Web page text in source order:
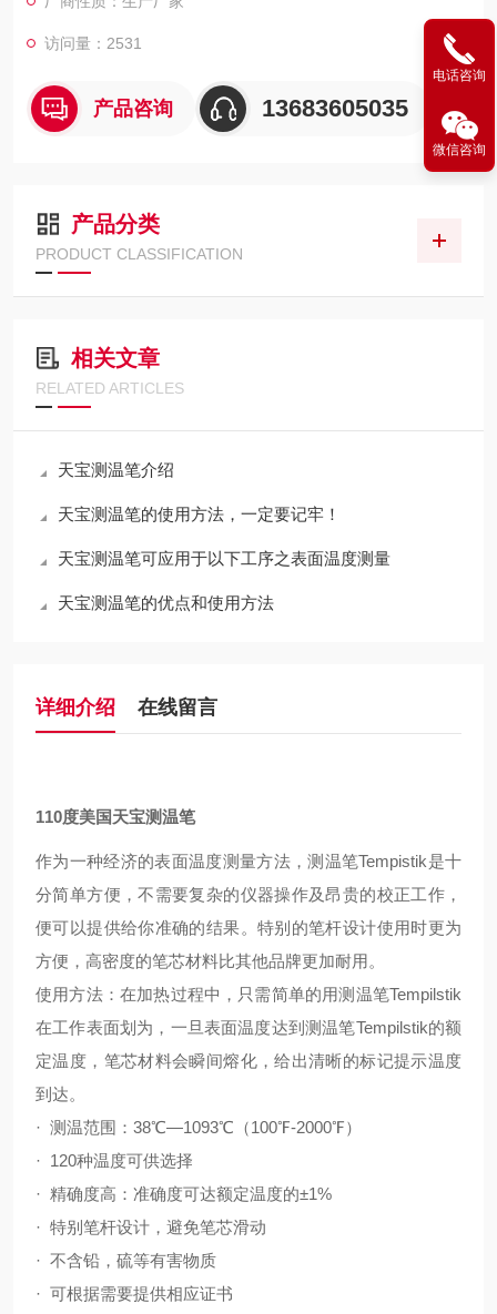
访问量：2531
产品咨询 13683605035
产品分类
PRODUCT CLASSIFICATION
相关文章
RELATED ARTICLES
天宝测温笔介绍
天宝测温笔的使用方法，一定要记牢！
天宝测温笔可应用于以下工序之表面温度测量
天宝测温笔的优点和使用方法
详细介绍 在线留言
110度美国天宝测温笔
作为一种经济的表面温度测量方法，测温笔Tempistik是十
分简单方便，不需要复杂的仪器操作及昂贵的校正工作，
便可以提供给你准确的结果。特别的笔杆设计使用时更为
方便，高密度的笔芯材料比其他品牌更加耐用。
使用方法：在加热过程中，只需简单的用测温笔Tempilstik
在工作表面划为，一旦表面温度达到测温笔Tempilstik的额
定温度，笔芯材料会瞬间熔化，给出清晰的标记提示温度
到达。
· 测温范围：38℃—1093℃（100℉-2000℉）
· 120种温度可供选择
· 精确度高：准确度可达额定温度的±1%
· 特别笔杆设计，避免笔芯滑动
· 不含铅，硫等有害物质
· 可根据需要提供相应证书
电话咨询
微信咨询